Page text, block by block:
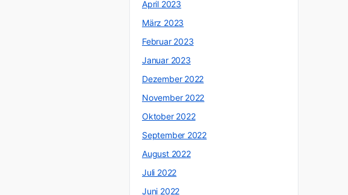
April 2023
März 2023
Februar 2023
Januar 2023
Dezember 2022
November 2022
Oktober 2022
September 2022
August 2022
Juli 2022
Juni 2022